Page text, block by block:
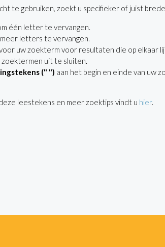
te gebruiken, zoekt u specifieker of juist
één letter te vervangen.
letters te vervangen.
uw zoekterm voor resultaten die op elkaar
zoektermen uit te sluiten.
(" ") aan het begin en einde van uw
leestekens en meer zoektips vindt u hier.